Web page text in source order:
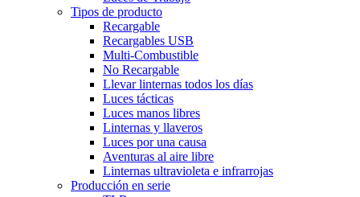
Tipos de producto
Recargable
Recargables USB
Multi-Combustible
No Recargable
Llevar linternas todos los días
Luces tácticas
Luces manos libres
Linternas y llaveros
Luces por una causa
Aventuras al aire libre
Linternas ultravioleta e infrarrojas
Producción en serie